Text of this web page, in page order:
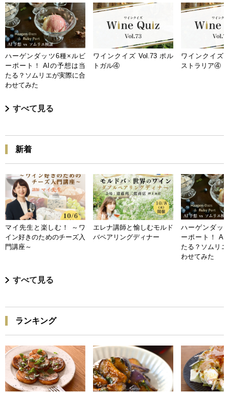
ハーゲンダッツ6種×ルビ
ーポート！ AIの予想は当
たる？ソムリエが実際に合
わせてみた
ワインクイズ Vol.73 ポル
トガル④
ワインクイズ
ストラリア④
すべて見る
新着
マイ先生と楽しむ！ ～ワ
イン好きのためのチーズ入
門講座～
エレナ講師と愉しむモルド
バペアリングディナー
ハーゲンダッ
ーポート！ AI
たる？ソムリ
わせてみた
すべて見る
ランキング